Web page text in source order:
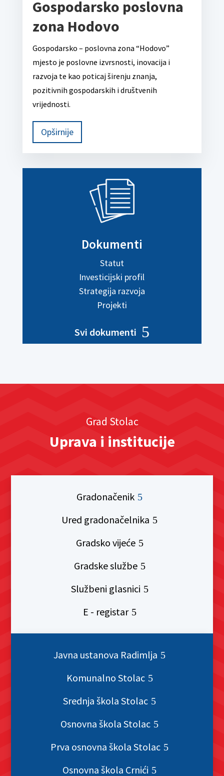
Gospodarsko poslovna
zona Hodovo
Gospodarsko – poslovna zona “Hodovo”
mjesto je poslovne izvrsnosti, inovacija i
razvoja te kao poticaj širenju znanja,
pozitivnih gospodarskih i društvenih
vrijednosti.
Opširnije
Dokumenti
Statut
Investicijski profil
Strategija razvoja
Projekti
Svi dokumenti
Grad Stolac
Uprava i institucije
Gradonačenik
Ured gradonačelnika
Gradsko vijeće
Gradske službe
Službeni glasnici
E - registar
Javna ustanova Radimlja
Komunalno Stolac
Srednja škola Stolac
Osnovna škola Stolac
Prva osnovna škola Stolac
Osnovna škola Crnići